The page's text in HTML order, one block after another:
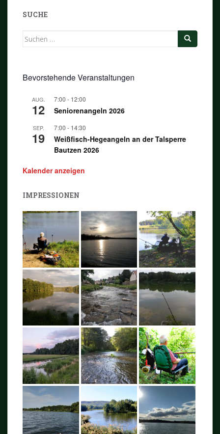
SUCHE
Suchen
Bevorstehende Veranstaltungen
AUG.
12
7:00 - 12:00
Seniorenangeln 2026
SEP.
19
7:00 - 14:30
Weißfisch-Hegeangeln an der Talsperre
Bautzen 2026
Kalender anzeigen
IMPRESSIONEN